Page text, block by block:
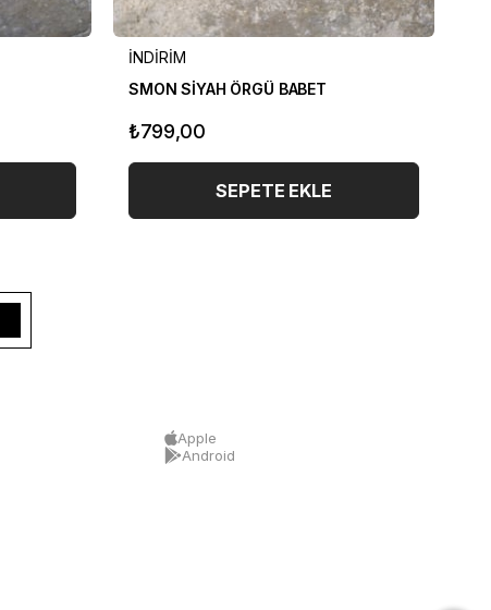
İNDİRİM
SMON SİYAH ÖRGÜ BABET
₺799,00
SEPETE EKLE
Apple
Android